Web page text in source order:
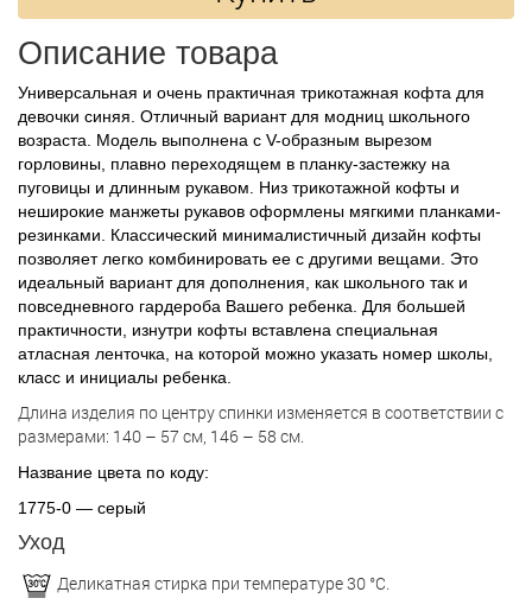
Описание товара
Универсальная и очень практичная трикотажная кофта для
девочки синяя. Отличный вариант для модниц школьного
возраста. Модель выполнена с V-образным вырезом
горловины, плавно переходящем в планку-застежку на
пуговицы и длинным рукавом. Низ трикотажной кофты и
неширокие манжеты рукавов оформлены мягкими планками-
резинками. Классический минималистичный дизайн кофты
позволяет легко комбинировать ее с другими вещами. Это
идеальный вариант для дополнения, как школьного так и
повседневного гардероба Вашего ребенка. Для большей
практичности, изнутри кофты вставлена специальная
атласная ленточка, на которой можно указать номер школы,
класс и инициалы ребенка.
Длина изделия по центру спинки изменяется в соответствии с
размерами: 140 – 57 см, 146 – 58 см.
Название цвета по коду:
1775-0 — серый
Уход
Деликатная стирка при температуре 30 °С.